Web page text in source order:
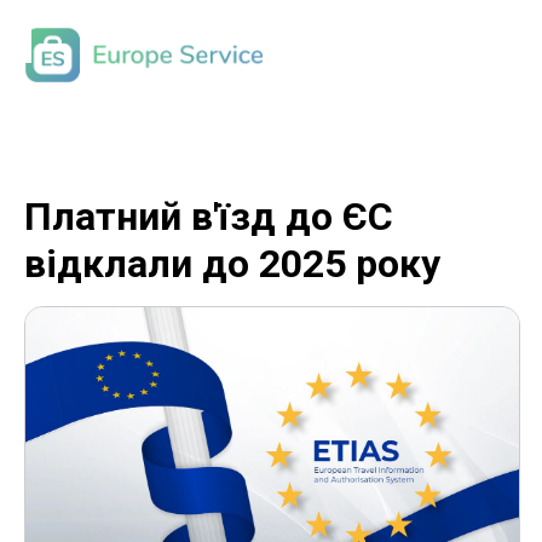
Платний в'їзд до ЄС
відклали до 2025 року